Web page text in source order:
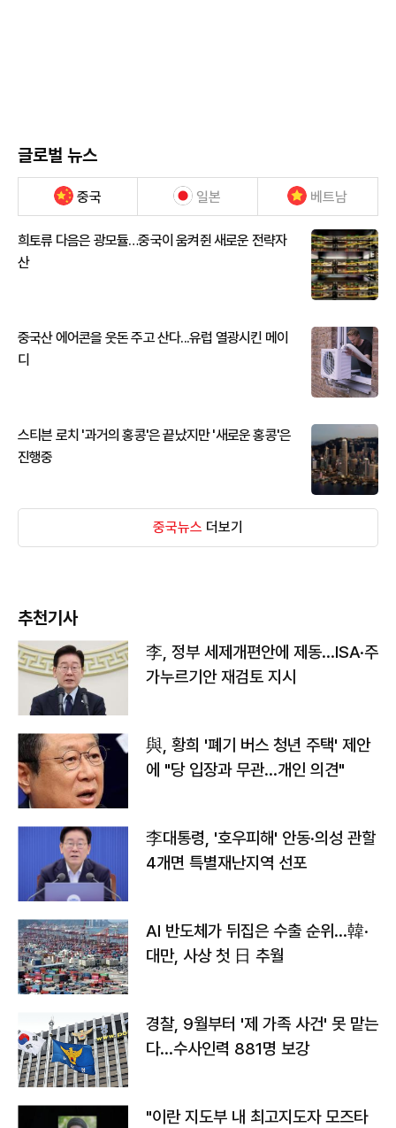
글로벌 뉴스
중국 일본 베트남
희토류 다음은 광모듈…중국이 움켜쥔 새로운 전략자
산
중국산 에어콘을 웃돈 주고 산다...유럽 열광시킨 메이
디
스티븐 로치 '과거의 홍콩'은 끝났지만 '새로운 홍콩'은
진행중
중국뉴스 더보기
추천기사
李, 정부 세제개편안에 제동…ISA·주
가누르기안 재검토 지시
與, 황희 '폐기 버스 청년 주택' 제안
에 "당 입장과 무관…개인 의견"
李대통령, '호우피해' 안동·의성 관할
4개면 특별재난지역 선포
AI 반도체가 뒤집은 수출 순위…韓·
대만, 사상 첫 日 추월
경찰, 9월부터 '제 가족 사건' 못 맡는
다…수사인력 881명 보강
"이란 지도부 내 최고지도자 모즈타